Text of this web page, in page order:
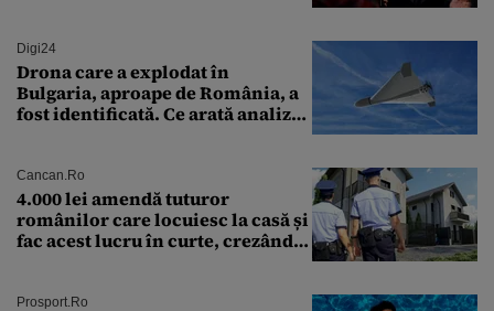
Digi24
Drona care a explodat în
Bulgaria, aproape de România, a
fost identificată. Ce arată analiza
Cancan.ro
4.000 lei amendă tuturor
românilor care locuiesc la casă și
fac acest lucru în curte, crezând
Prosport.ro